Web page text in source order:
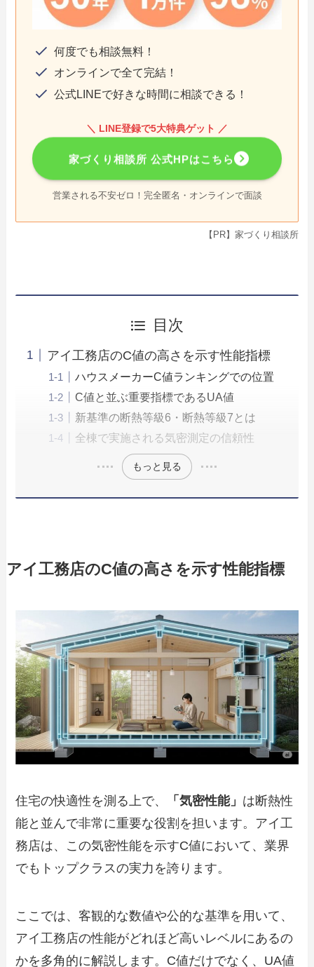
何度でも相談無料！
オンラインで全て完結！
公式LINEで好きな時間に相談できる！
＼ LINE登録で5大特典ゲット ／
家づくり相談所 公式HPはこちら
営業される不安ゼロ！完全匿名・オンラインで面談
【PR】家づくり相談所
目次
アイ工務店のC値の高さを示す性能指標
ハウスメーカーC値ランキングでの位置
C値と並ぶ重要指標であるUA値
新基準の断熱等級6・断熱等級7とは
全棟で実施される気密測定の信頼性
もっと見る
アイ工務店のC値の高さを示す性能指標
住宅の快適性を測る上で、 「気密性能」 は断熱性
能と並んで非常に重要な役割を担います。アイ工
務店は、この気密性能を示すC値において、業界
でもトップクラスの実力を誇ります。
ここでは、客観的な数値や公的な基準を用いて、
アイ工務店の性能がどれほど高いレベルにあるの
かを多角的に解説します。C値だけでなく、UA値